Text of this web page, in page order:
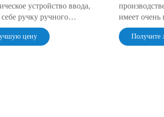
устройство ввода,
ручку ручного
или несколько
(потенциометров).
цену
имеет
имеет очень
Получите